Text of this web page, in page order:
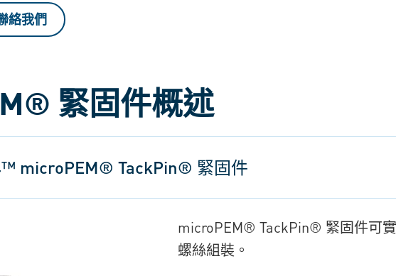
絡我們
緊固件概述
microPEM® TackPin® 緊固件
microPEM® TackPin® 緊固件可
螺絲組裝。